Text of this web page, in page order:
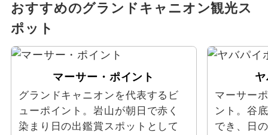
おすすめのグランドキャニオン観光ス
ポット
マーサー・ポイント
グランドキャニオンを代表するビ
ューポイント。岩山が朝日で赤く
染まり日の出鑑賞スポットとして
マーサー
ント。谷
でき、日